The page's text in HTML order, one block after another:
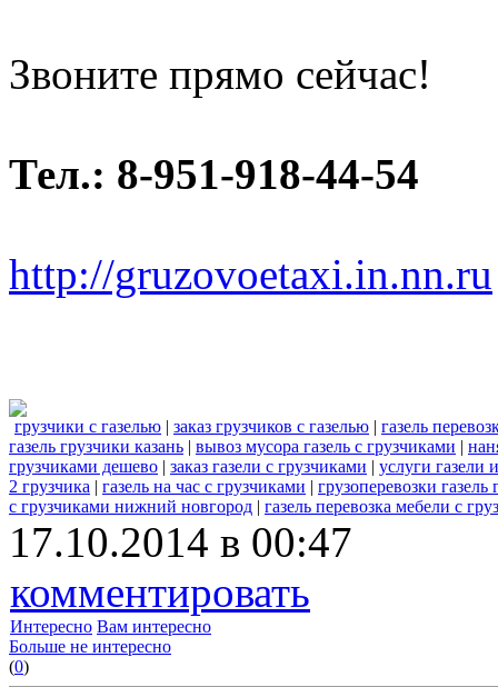
Звоните прямо сейчас!
Тел.: 8-951-918-44-54
http://gruzovoetaxi.in.nn.ru
грузчики с газелью | заказ грузчиков с газелью | газель
газель грузчики казань | вывоз мусора газель с грузчиками |
грузчиками дешево | заказ газели с грузчиками | услуги газели
2 грузчика | газель на час с грузчиками | грузоперевозки газель
с грузчиками нижний новгород | газель перевозка мебели с
17.10.2014 в 00:47
комментировать
Интересно Вам интересно
Больше не интересно
(0)